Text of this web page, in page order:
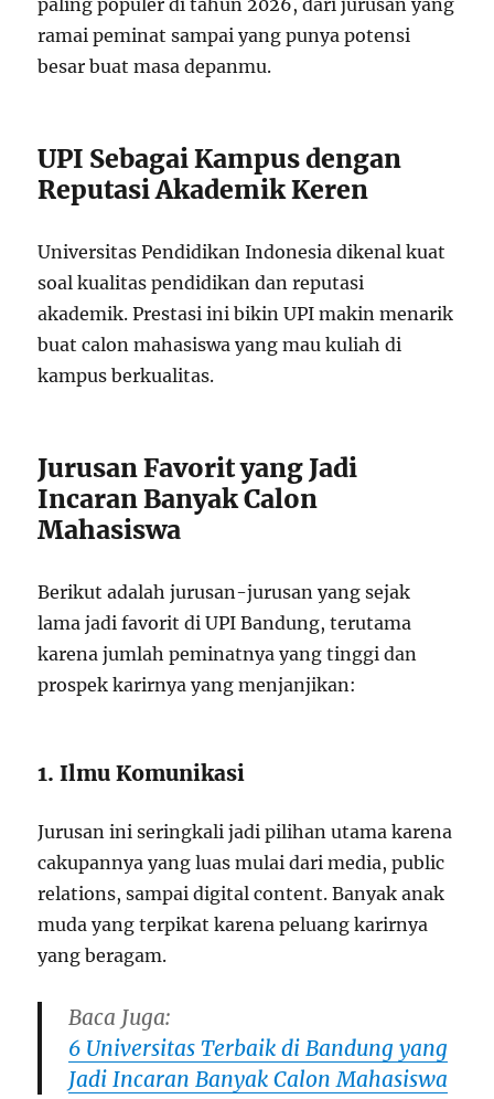
ramai peminat sampai yang punya potensi
besar buat masa depanmu.
UPI Sebagai Kampus dengan
Reputasi Akademik Keren
Universitas Pendidikan Indonesia dikenal kuat
soal kualitas pendidikan dan reputasi
akademik. Prestasi ini bikin UPI makin menarik
buat calon mahasiswa yang mau kuliah di
kampus berkualitas.
Jurusan Favorit yang Jadi
Incaran Banyak Calon
Mahasiswa
Berikut adalah jurusan-jurusan yang sejak
lama jadi favorit di UPI Bandung, terutama
karena jumlah peminatnya yang tinggi dan
prospek karirnya yang menjanjikan:
1. Ilmu Komunikasi
Jurusan ini seringkali jadi pilihan utama karena
cakupannya yang luas mulai dari media, public
relations, sampai digital content. Banyak anak
muda yang terpikat karena peluang karirnya
yang beragam.
Baca Juga:
6 Universitas Terbaik di Bandung yang
Jadi Incaran Banyak Calon Mahasiswa